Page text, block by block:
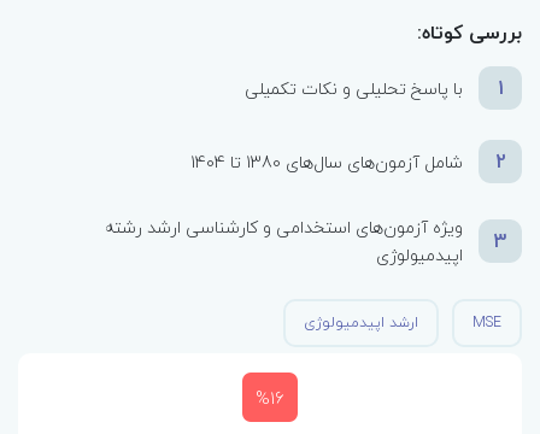
بررسی کوتاه:
1
با پاسخ تحلیلی و نکات تکمیلی
2 شامل آزمون‌های سال‌های 1380 تا 1404
3
ویژه آزمون‌های استخدامی و کارشناسی ارشد رشته
اپیدمیولوژی
MSE ارشد اپیدمیولوژی
%16